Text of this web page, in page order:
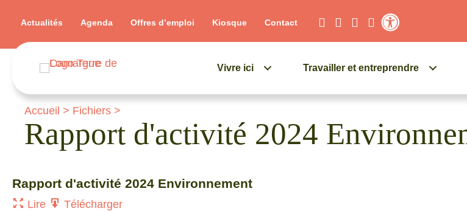
Actualités Agenda Offres d’emploi Kiosque
Contact
Vivre ici Travailler et entreprendre
Accueil > Fichiers >
Rapport d'activité 2024
Rapport d'activité 2024 Environnement
Lire Télécharger